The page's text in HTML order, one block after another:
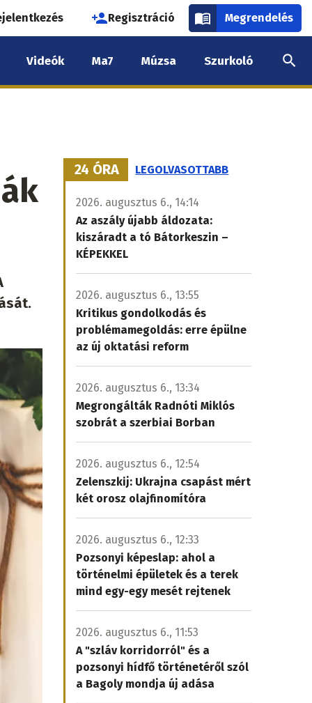
Regisztráció Megrendelés
Videók Ma7 Múzsa Szurkoló
24 ÓRA LEGOLVASOTTABB
2026. augusztus 6., 14:14
Az aszály újabb áldozata:
kiszáradt a tó Bátorkeszin –
KÉPEKKEL
2026. augusztus 6., 13:55
Kritikus gondolkodás és
problémamegoldás: erre épülne
az új oktatási reform
2026. augusztus 6., 13:34
Megrongálták Radnóti Miklós
szobrát a szerbiai Borban
2026. augusztus 6., 12:54
Zelenszkij: Ukrajna csapást mért
két orosz olajfinomítóra
2026. augusztus 6., 12:33
Pozsonyi képeslap: ahol a
történelmi épületek és a terek
mind egy-egy mesét rejtenek
2026. augusztus 6., 11:53
A "szláv korridorról" és a
pozsonyi hídfő történetéről szól
a Bagoly mondja új adása